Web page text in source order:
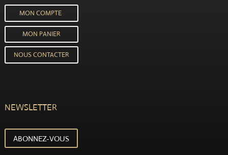
MON COMPTE
MON PANIER
NOUS CONTACTER
NEWSLETTER
ABONNEZ-VOUS